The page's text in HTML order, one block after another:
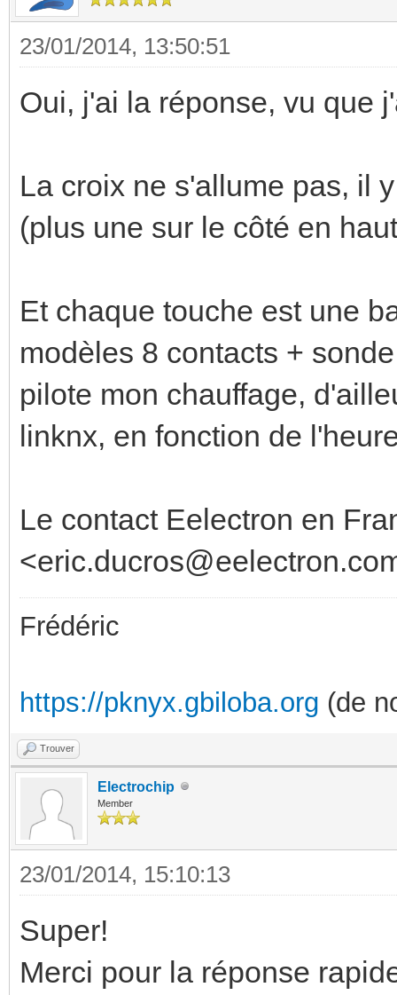
23/01/2014, 13:50:51
Oui, j'ai la réponse, vu que
La croix ne s'allume pas, il
(plus une sur le côté en
Et chaque touche est une
modèles 8 contacts +
pilote mon chauffage,
linknx, en fonction de
Le contact Eelectron en
Frédéric
https://pknyx.gbiloba.org (de
Trouver
Electrochip
Member
23/01/2014, 15:10:13
Super!
Merci pour la réponse